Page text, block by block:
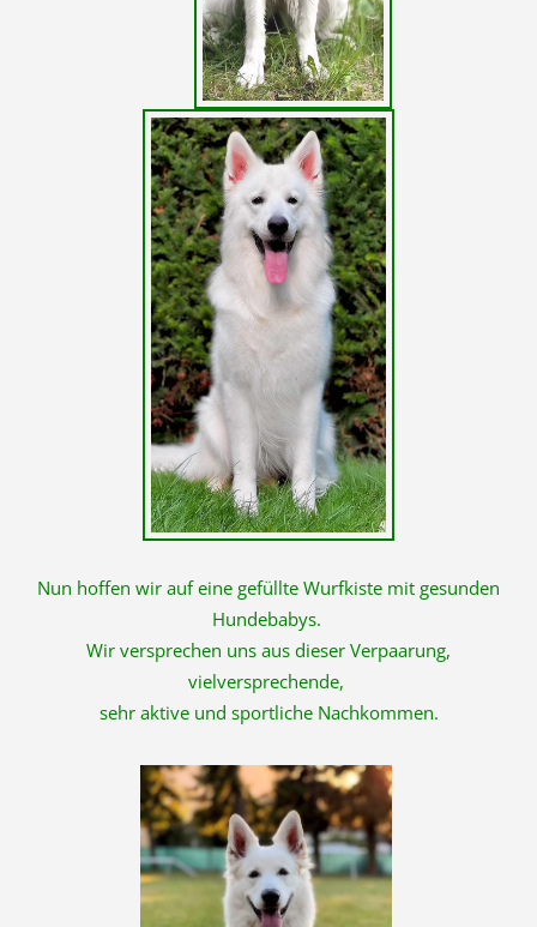
Nun hoffen wir auf eine gefüllte Wurfkiste mit gesunden
Hundebabys.
Wir versprechen uns aus dieser Verpaarung,
vielversprechende,
sehr aktive und sportliche Nachkommen.